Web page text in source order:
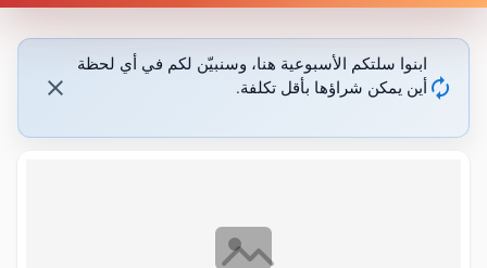
autorenew
ابنوا سلتكم الأسبوعية هنا، وسنبيّن لكم في أي لحظة
أين يمكن شراؤها بأقل تكلفة.
close